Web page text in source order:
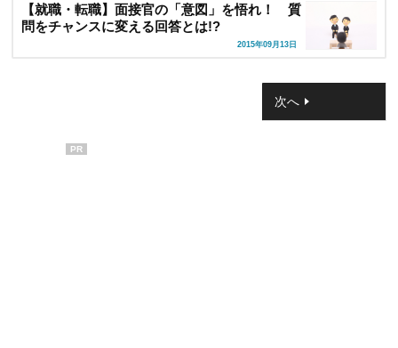
【就職・転職】面接官の「意図」を悟れ！ 質
問をチャンスに変える回答とは!?
2015年09月13日
次へ
PR